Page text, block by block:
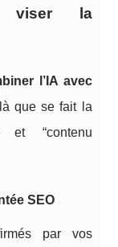
viser la
l’IA avec
que se fait la
et “contenu
SEO
par vos